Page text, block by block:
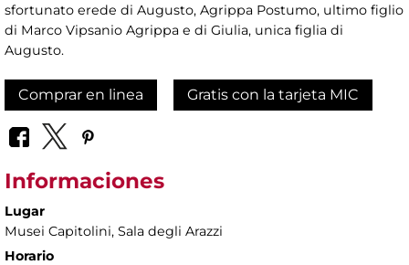
sfortunato erede di Augusto, Agrippa Postumo, ultimo figlio
di Marco Vipsanio Agrippa e di Giulia, unica figlia di
Augusto.
Comprar en linea Gratis con la tarjeta MIC
Informaciones
Lugar
Musei Capitolini, Sala degli Arazzi
Horario